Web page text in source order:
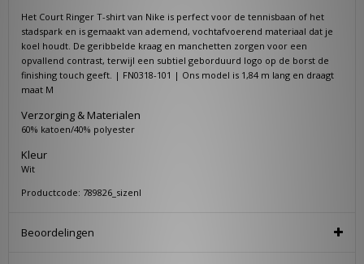
Het Court Ringer T-shirt van Nike is perfect voor de tennisbaan of het
stadspark en is gemaakt van ademend, vochtafvoerend materiaal dat je
koel houdt. De geribbelde kraag en manchetten zorgen voor een
opvallend contrast, terwijl een subtiel geborduurd logo op de borst de
finishing touch geeft. | FN0318-101 | Ons model is 1,84 m lang en draagt
maat M
Verzorging & Materialen
60% katoen/40% polyester
Kleur
Wit
Productcode: 789826_sizenl
Beoordelingen